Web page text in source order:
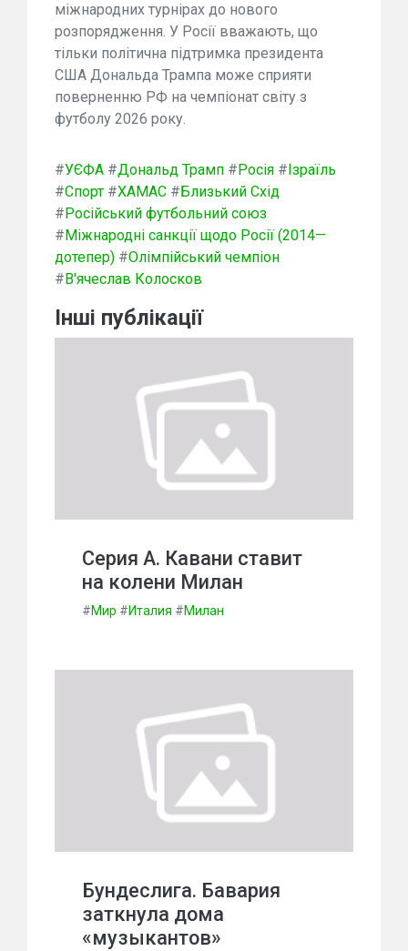
міжнародних турнірах до нового
розпорядження. У Росії вважають, що
тільки політична підтримка президента
США Дональда Трампа може сприяти
поверненню РФ на чемпіонат світу з
футболу 2026 року.
#УЄФА #Дональд Трамп # Росія # Ізраїль
#Спорт #ХАМАС # Близький Схід
# Російський футбольний союз
# Міжнародні санкції щодо Росії (2014—
дотепер) #Олімпійський чемпіон
# В'ячеслав Колосков
Інші публікації
Серия А. Кавани ставит
на колени Милан
#Мир #Италия #Милан
Бундеслига. Бавария
заткнула дома
«музыкантов»